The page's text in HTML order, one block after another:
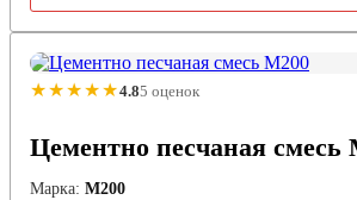
★★★★★4.85 оценок
Цементно песчаная смесь
Марка: М200